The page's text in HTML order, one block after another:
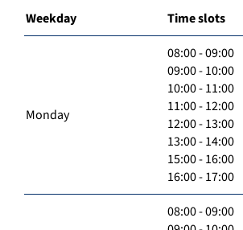
Weekday Time slots
Monday
08:00 - 09:00
09:00 - 10:00
10:00 - 11:00
11:00 - 12:00
12:00 - 13:00
13:00 - 14:00
15:00 - 16:00
16:00 - 17:00
08:00 - 09:00